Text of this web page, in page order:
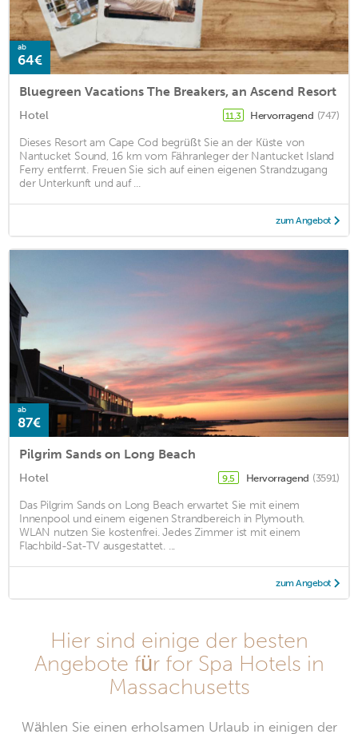
ab
64€
Bluegreen Vacations The Breakers, an Ascend Resort
Hotel 11,3 Hervorragend (747)
Dieses Resort am Cape Cod begrüßt Sie an der Küste von
Nantucket Sound, 16 km vom Fähranleger der Nantucket Island
Ferry entfernt. Freuen Sie sich auf einen eigenen Strandzugang
der Unterkunft und auf ...
zum Angebot
ab
87€
Pilgrim Sands on Long Beach
Hotel 9,5 Hervorragend (3591)
Das Pilgrim Sands on Long Beach erwartet Sie mit einem
Innenpool und einem eigenen Strandbereich in Plymouth.
WLAN nutzen Sie kostenfrei. Jedes Zimmer ist mit einem
Flachbild-Sat-TV ausgestattet. ...
zum Angebot
Hier sind einige der besten
Angebote für for Spa Hotels in
Massachusetts
Wählen Sie einen erholsamen Urlaub in einigen der